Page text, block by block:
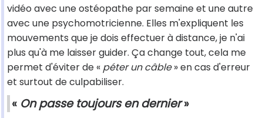
vidéo avec une ostéopathe par semaine et une autre
avec une psychomotricienne. Elles m'expliquent les
mouvements que je dois effectuer à distance, je n'ai
plus qu'à me laisser guider. Ça change tout, cela me
permet d'éviter de « péter un câble» en cas d'erreur
et surtout de culpabiliser.
« On passe toujours en dernier»